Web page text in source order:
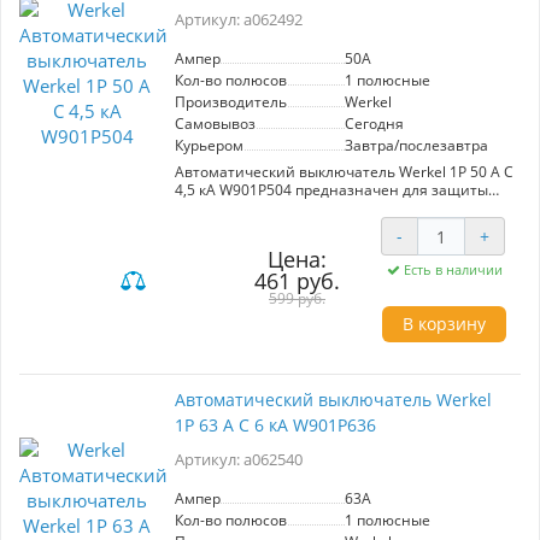
- Простота установки и эксплуатации делает
электромонтажных работ.
Этот автоматический выключатель станет
незаменимым элементом в системах
распределения электроэнергии, обеспечивая
защиту оборудования и безопасность
пользователей в любых условиях.
Артикул: a062492
Ампер
50A
Кол-во полюсов
1 полюсные
Производитель
Werkel
Самовывоз
Сегодня
Курьером
Завтра/послезавтра
Автоматический выключатель Werkel 1P 50 A C
4,5 кА W901P504 предназначен для защиты
перегрева. Номинальный ток 50A и
максимальная отключающая способность
4,5kA обеспечивают высокую надежность.
Полностью медные расцепители и
пламягасители гарантируют долговечность, а
качественные пластиковые компоненты
способствуют повышенной износостойкости.
коммерческих помещениях.
Цена:
461 руб.
599 руб.
- +
Есть в наличии
В корзину
Автоматический выключатель Werkel
1P 63 A C 6 кА W901P636
Артикул: a062540
Ампер
63A
Кол-во полюсов
1 полюсные